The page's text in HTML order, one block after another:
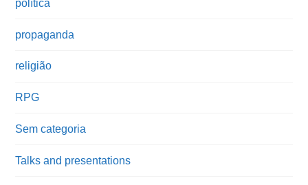
política
propaganda
religião
RPG
Sem categoria
Talks and presentations